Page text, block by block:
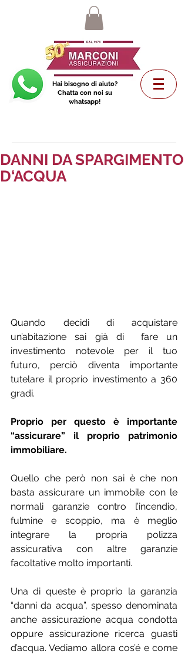
Hai bisogno di aiuto?
Chatta con noi su
whatsapp!
DANNI DA SPARGIMENTO
D‘ACQUA
Quando decidi di acquistare
un’abitazione sai già di  fare un
investimento notevole per il tuo
futuro, perciò diventa importante
tutelare il proprio investimento a 360
gradi.
Proprio per questo è importante
“assicurare” il proprio patrimonio
immobiliare.
Quello che però non sai è che non
basta assicurare un immobile con le
normali garanzie contro l’incendio,
fulmine e scoppio, ma è meglio
integrare la propria polizza
assicurativa con altre garanzie
facoltative molto importanti.
Una di queste è proprio la garanzia
“danni da acqua”, spesso denominata
anche assicurazione acqua condotta
oppure assicurazione ricerca guasti
d’acqua. Vediamo allora cos’é e come